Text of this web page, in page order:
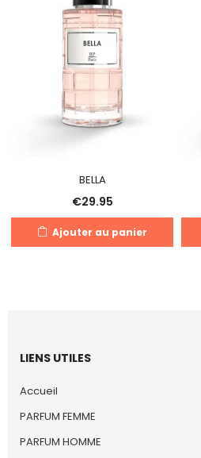
BELLA
€29.95
Ajouter au panier
LIENS UTILES
Accueil
PARFUM FEMME
PARFUM HOMME